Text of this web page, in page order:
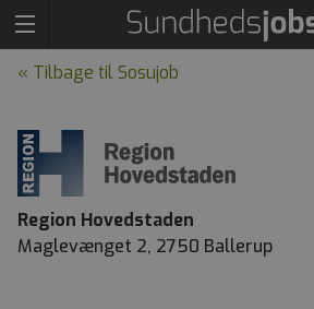
« Tilbage til Sosujob
Region Hovedstaden
Maglevænget 2, 2750 Ballerup